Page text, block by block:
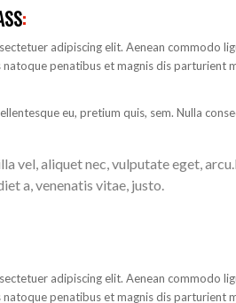
:
adipiscing elit. Aenean commodo
natoque penatibus et magnis dis parturient
eu, pretium quis, sem. Nulla
vel, aliquet nec, vulputate eget,
a, venenatis vitae, justo.
adipiscing elit. Aenean commodo
natoque penatibus et magnis dis parturient